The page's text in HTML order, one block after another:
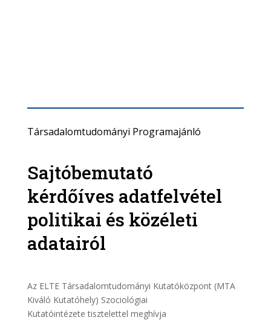
Társadalomtudományi Programajánló
Sajtóbemutató
kérdőíves adatfelvétel
politikai és közéleti
adatairól
Az ELTE Társadalomtudományi Kutatóközpont (MTA
Kiváló Kutatóhely) Szociológiai
Kutatóintézete tisztelettel meghívja